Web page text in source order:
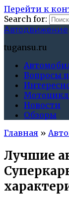
Перейти к
Search for:
Автодвижение
tugansu.ru
Вопросы
Новости
Обзоры
Главная »
Лучшие